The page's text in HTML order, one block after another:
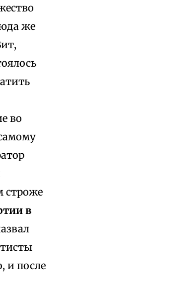
же
во
строже
в
и после